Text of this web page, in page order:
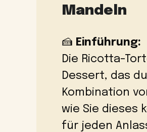
Mandeln
🍰 Einführung:
Die Ricotta-
Dessert, das
Kombination
wie Sie dieses
für jeden